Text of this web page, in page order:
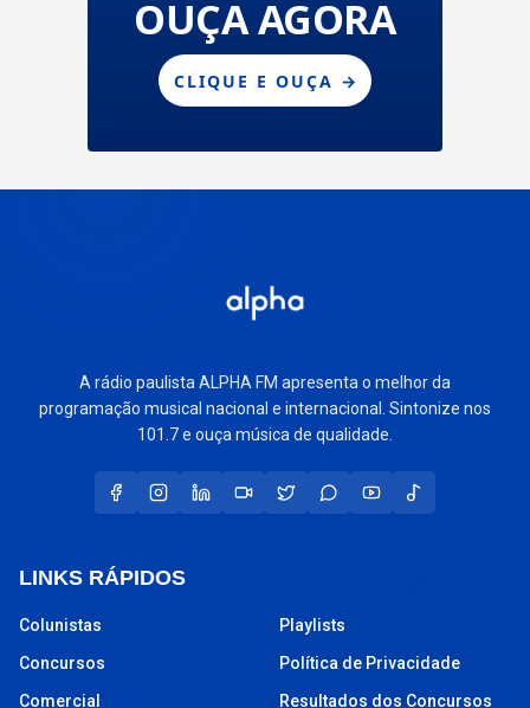
A rádio paulista ALPHA FM apresenta o melhor da
programação musical nacional e internacional. Sintonize nos
101.7 e ouça música de qualidade.
LINKS RÁPIDOS
Colunistas
Concursos
Comercial
Playlists
Política de Privacidade
Resultados dos Concursos